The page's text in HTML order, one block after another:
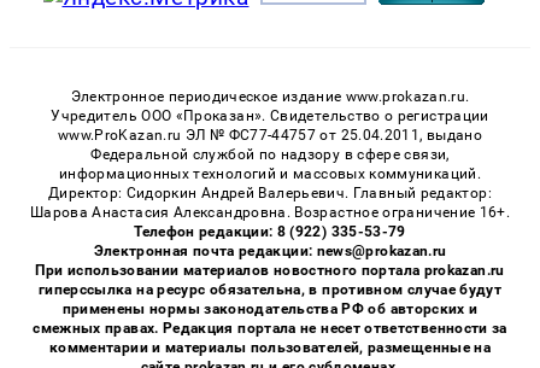
Электронное периодическое издание www.prokazan.ru.
Учредитель ООО «Проказан». Cвидетельство о регистрации
www.ProKazan.ru ЭЛ № ФС77-44757 от 25.04.2011, выдано
Федеральной службой по надзору в сфере связи,
информационных технологий и массовых коммуникаций.
Директор: Сидоркин Андрей Валерьевич. Главный редактор:
Шарова Анастасия Александровна. Возрастное ограничение 16+.
Телефон редакции: 8 (922) 335-53-79
Электронная почта редакции: news@prokazan.ru
При использовании материалов новостного портала prokazan.ru
гиперссылка на ресурс обязательна, в противном случае будут
применены нормы законодательства РФ об авторских и
смежных правах. Редакция портала не несет ответственности за
комментарии и материалы пользователей, размещенные на